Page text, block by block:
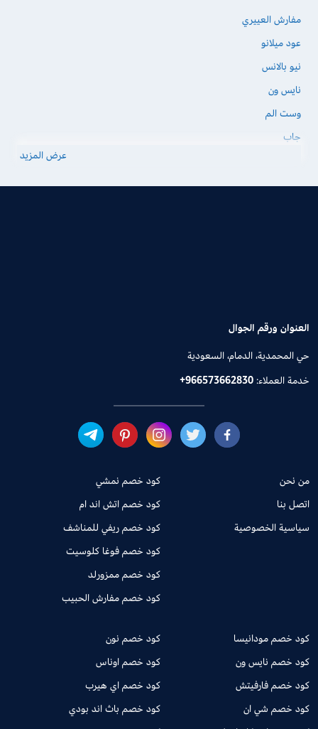
مفارش العييري
عود ميلانو
نيو بالانس
نايس ون
وست الم
جاب
عرض المزيد
العنوان ورقم الجوال
حي المحمدية، الدمام، السعودية
خدمة العملاء:+966573662830
من نحن
اتصل بنا
سياسية الخصوصية
كود خصم نمشي
كود خصم اتش اند ام
كود خصم ريفي للمناشف
كود خصم فوغا كلوسيت
كود خصم ممزورلد
كود خصم مفارش الحبيب
كود خصم مودانيسا
كود خصم نايس ون
كود خصم فارفيتش
كود خصم شي ان
كود خصم نون
كود خصم اوناس
كود خصم اي هيرب
كود خصم باث اند بودي